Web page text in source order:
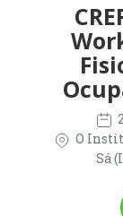
O
Sá